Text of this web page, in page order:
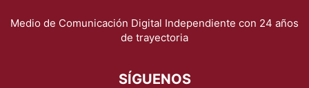
Medio de Comunicación Digital Independiente con 24 años
de trayectoria
SÍGUENOS